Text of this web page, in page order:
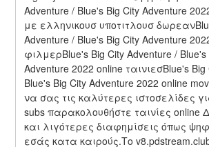
Adventure / Blue's Big City Adventure
με ελληνικουσ υποτιτλουσ
Adventure / Blue's Big City Adventure
φιλμερBlue's Big City Adventure / Blue's
Adventure 2022 online ταινιεσBlue's
Blue's Big City Adventure 2022 online
να σας τις καλύτερες ιστοσελίδες
subs παρακολουθήστε ταινίες online
και λιγότερες διαφημίσεις όπως
εσάς κατα καιρούς.Το